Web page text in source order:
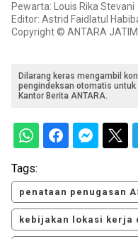
Pewarta: Louis Rika Stevani
Editor: Astrid Faidlatul
Copyright © ANTARA
Dilarang keras mengambil
pengindeksan otomatis
Kantor Berita ANTARA.
Tags:
penataan penugasan
kebijakan lokasi kerja